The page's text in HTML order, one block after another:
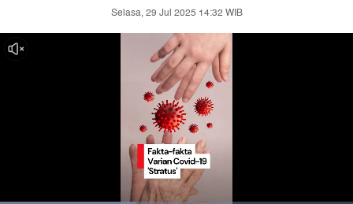
Selasa, 29 Jul 2025 14:32 WIB